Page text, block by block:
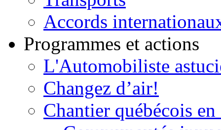
Accords
Programmes et actions
L'Automobiliste
Changez d’air!
Chantier québécois